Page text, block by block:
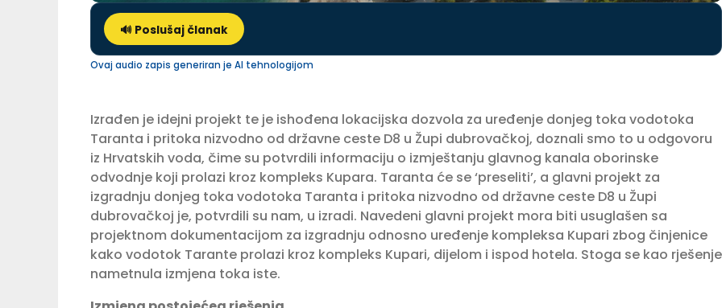
🔊 Poslušaj članak
Ovaj audio zapis generiran je AI tehnologijom
Izrađen je idejni projekt te je ishođena lokacijska dozvola za uređenje donjeg toka vodotoka
Taranta i pritoka nizvodno od državne ceste D8 u Župi dubrovačkoj, doznali smo to u odgovoru
iz Hrvatskih voda, čime su potvrdili informaciju o izmještanju glavnog kanala oborinske
odvodnje koji prolazi kroz kompleks Kupara. Taranta će se ‘preseliti’, a glavni projekt za
izgradnju donjeg toka vodotoka Taranta i pritoka nizvodno od državne ceste D8 u Župi
dubrovačkoj je, potvrdili su nam, u izradi. Navedeni glavni projekt mora biti usuglašen sa
projektnom dokumentacijom za izgradnju odnosno uređenje kompleksa Kupari zbog činjenice
kako vodotok Tarante prolazi kroz kompleks Kupari, dijelom i ispod hotela. Stoga se kao rješenje
nametnula izmjena toka iste.